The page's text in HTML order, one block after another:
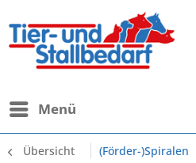
Menü
Übersicht (Förder-)Spiralen